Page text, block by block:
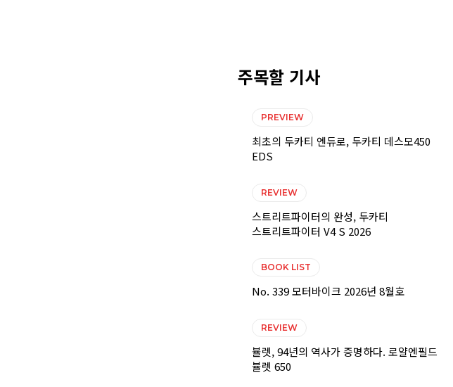
주목할 기사
PREVIEW
최초의 두카티 엔듀로, 두카티 데스모450
EDS
REVIEW
스트리트파이터의 완성, 두카티
스트리트파이터 V4 S 2026
BOOK LIST
No. 339 모터바이크 2026년 8월호
REVIEW
뷸렛, 94년의 역사가 증명하다. 로얄엔필드
뷸렛 650